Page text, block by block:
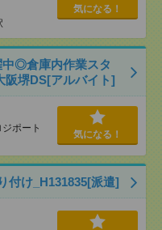
気になる！
◎倉庫内作業スタ
阪堺DS[アルバイト]
ポート
気になる！
付け_H131835[派遣]